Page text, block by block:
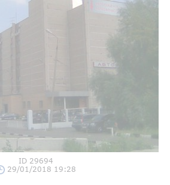
ID 29694
29/01/2018 19:28